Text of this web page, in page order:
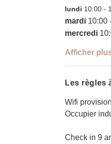
lundi 10:00 -
mardi 10:00
mercredi
Afficher
Les règles
Wifi
Occupier
Check in 9